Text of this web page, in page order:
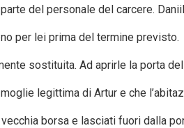
del personale del carcere.
per lei prima del termine previsto.
sostituita. Ad aprirle la porta
legittima di Artur e che
borsa e lasciati fuori dalla